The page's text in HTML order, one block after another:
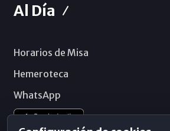
Al Día
Horarios de Misa
Hemeroteca
WhatsApp